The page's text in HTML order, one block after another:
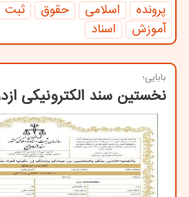
پرونده اسلامی حقوق ثبت
آموزش
اسناد
بابایی؛
نخستین سند الکترونیکی